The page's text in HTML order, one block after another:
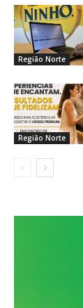
Região Norte
Região Norte